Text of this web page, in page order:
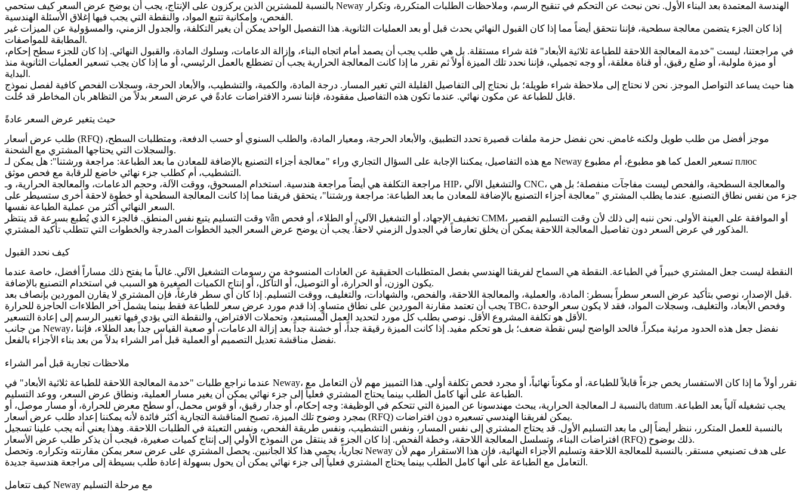
بالنسبة للمشترين الذين يركزون على الإنتاج، يجب أن يوضح عرض السعر كيف ستحمي Neway الهندسة المعتمدة بعد البناء الأول. نحن نبحث عن التحكم في تنقيح الرسم، وملاحظات الطلبات المتكررة، وتكرار
الفحص، وإمكانية تتبع المواد، والنقطة التي يجب فيها إغلاق الأسئلة الهندسية.
إذا كان الجزء يتضمن معالجة سطحية، فإننا نتحقق أيضاً مما إذا كان القبول النهائي يحدث قبل أو بعد العمليات الثانوية. هذا التفصيل الواحد يمكن أن يغير التكلفة، والجدول الزمني، والمسؤولية عن الميزات غير
المطابقة للمواصفات.
في مراجعتنا، ليست "خدمة المعالجة اللاحقة للطباعة ثلاثية الأبعاد" فئة شراء مستقلة. بل هي طلب يجب أن يصمد أمام اتجاه البناء، وإزالة الدعامات، وسلوك المادة، والقبول النهائي. إذا كان للجزء سطح إحكام،
أو ميزة ملولبة، أو ضلع رقيق، أو قناة مغلقة، أو وجه تجميلي، فإننا نحدد تلك الميزة أولاً ثم نقرر ما إذا كانت المعالجة الحرارية يجب أن تضطلع بالعمل الرئيسي، أو ما إذا كان يجب تسعير العمليات الثانوية منذ
البداية.
هنا حيث يساعد التواصل الموجز. نحن لا نحتاج إلى ملاحظة شراء طويلة؛ بل نحتاج إلى التفاصيل القليلة التي تغير المسار. درجة المادة، والكمية، والتشطيب، والأبعاد الحرجة، وسجلات الفحص كافية لفصل نموذج
قابل للطباعة عن مكون نهائي. عندما تكون هذه التفاصيل مفقودة، فإننا نسرد الافتراضات عادةً في عرض السعر بدلاً من التظاهر بأن المخاطر قد حُلّت.
حيث يتغير عرض السعر عادةً
طلب عرض أسعار (RFQ) موجز أفضل من طلب طويل ولكنه غامض. نحن نفضل حزمة ملفات قصيرة تحدد التطبيق، والأبعاد الحرجة، ومعيار المادة، والطلب السنوي أو حسب الدفعة، ومتطلبات السطح،
والسجلات التي يحتاجها المشتري مع الشحنة.
مع هذه التفاصيل، يمكننا الإجابة على السؤال التجاري وراء "معالجة أجزاء التصنيع بالإضافة للمعادن ما بعد الطباعة: مراجعة ورشتنا": هل يمكن لـ Neway تسعير العمل كما هو مطبوع، أم مطبوع плюс
التشطيب، أم كطلب جزء نهائي خاضع للرقابة مع فحص موثق.
مراجعة التكلفة هي أيضاً مراجعة هندسية. استخدام المسحوق، ووقت الآلة، وحجم الدعامات، والمعالجة الحرارية، وـ HIP، والتشغيل الآلي CNC، والمعالجة السطحية، والفحص ليست مفاجآت منفصلة؛ بل هي
جزء من نفس نطاق التصنيع. عندما يطلب المشتري "معالجة أجزاء التصنيع بالإضافة للمعادن ما بعد الطباعة: مراجعة ورشتنا"، يتحقق فريقنا مما إذا كانت المعالجة السطحية أو خطوة لاحقة أخرى ستسيطر على
السعر النهائي أكثر من عملية الطباعة نفسها.
وقت التسليم يتبع نفس المنطق. فالجزء الذي يُطبع بسرعة قد ينتظر vẫn تخفيف الإجهاد، أو التشغيل الآلي، أو الطلاء، أو فحص CMM، أو الموافقة على العينة الأولى. نحن ننبه إلى ذلك لأن وقت التسليم القصير
المذكور في عرض السعر دون تفاصيل المعالجة اللاحقة يمكن أن يخلق تعارضاً في الجدول الزمني لاحقاً. يجب أن يوضح عرض السعر الجيد الخطوات المدرجة والخطوات التي تتطلب تأكيد المشتري.
كيف نحدد القبول
النقطة ليست جعل المشتري خبيراً في الطباعة. النقطة هي السماح لفريقنا الهندسي بفصل المتطلبات الحقيقية عن العادات المنسوخة من رسومات التشغيل الآلي. غالباً ما يفتح ذلك مساراً أفضل، خاصة عندما
يكون الوزن، أو الحرارة، أو التوصيل، أو التآكل، أو إنتاج الكميات الصغيرة هو السبب في استخدام التصنيع بالإضافة.
قبل الإصدار، نوصي بتأكيد عرض السعر سطراً بسطر: المادة، والعملية، والمعالجة اللاحقة، والفحص، والشهادات، والتغليف، ووقت التسليم. إذا كان أي سطر فارغاً، فإن المشتري لا يقارن الموردين بإنصاف بعد.
يجب أن تعتمد مقارنة الموردين على نطاق متساوٍ. إذا قدم مورد عرض سعر للطباعة فقط بينما يشمل آخر الطلاءات الحاجزة للحرارة TBC، وفحص الأبعاد، والتغليف، وسجلات المواد، فقد لا يكون سعر الوحدة
الأقل هو تكلفة المشروع الأقل. نوصي بطلب كل مورد لتحديد العمل المستبعد، وتحملات الافتراض، والنقطة التي يؤدي فيها تغيير الرسم إلى إعادة التسعير.
من جانب Neway، نفضل جعل هذه الحدود مرئية مبكراً. فالحد الواضح ليس نقطة ضعف؛ بل هو تحكم مفيد. إذا كانت الميزة رقيقة جداً، أو خشنة جداً بعد إزالة الدعامات، أو صعبة القياس جداً بعد الطلاء، فإننا
نفضل مناقشة تعديل التصميم أو العملية قبل أمر الشراء بدلاً من بعد بناء الأجزاء بالفعل.
ملاحظات تجارية قبل أمر الشراء
عندما نراجع طلبات "خدمة المعالجة اللاحقة للطباعة ثلاثية الأبعاد" في Neway، نقرر أولاً ما إذا كان الاستفسار يخص جزءاً قابلاً للطباعة، أو مكوناً نهائياً، أو مجرد فحص تكلفة أولي. هذا التمييز مهم لأن التعامل مع
الطباعة على أنها كامل الطلب بينما يحتاج المشتري فعلياً إلى جزء نهائي يمكن أن يغير مسار العملية، ونطاق عرض السعر، ووعد التسليم.
بالنسبة لـ المعالجة الحرارية، يبحث مهندسونا عن الميزة التي تتحكم في الوظيفة: وجه إحكام، أو جدار رقيق، أو قوس محمل، أو سطح معرض للحرارة، أو مسار موصل، أو datum يجب تشغيله آلياً بعد الطباعة.
بمجرد وضوح تلك الميزة، تصبح المناقشة التجارية أكثر فائدة لأنه يمكننا إعداد طلب عرض أسعار (RFQ) يمكن لفريقنا الهندسي تسعيره دون افتراضات.
بالنسبة للعمل المتكرر، ننظر أيضاً إلى ما بعد التسليم الأول. قد يحتاج المشتري إلى نفس المسار، ونفس التشطيب، ونفس طريقة الفحص، ونفس التعبئة في الطلبات اللاحقة. وهذا يعني أنه يجب علينا تسجيل
افتراضات البناء، وتسلسل المعالجة اللاحقة، وخطة الفحص. إذا كان الجزء قد ينتقل من النموذج الأولي إلى إنتاج كميات صغيرة، فيجب أن يذكر طلب عرض الأسعار (RFQ) ذلك بوضوح.
تجارياً، يحمي هذا كلا الجانبين. يحصل المشتري على عرض سعر يمكن مقارنته وتكراره. وتحصل Neway على هدف تصنيعي مستقر. بالنسبة للمعالجة اللاحقة وتسليم الأجزاء النهائية، فإن هذا الاستقرار مهم لأن
التعامل مع الطباعة على أنها كامل الطلب بينما يحتاج المشتري فعلياً إلى جزء نهائي يمكن أن يحول بسهولة إعادة طلب بسيطة إلى مراجعة هندسية جديدة.
كيف تتعامل Neway مع مرحلة التسليم